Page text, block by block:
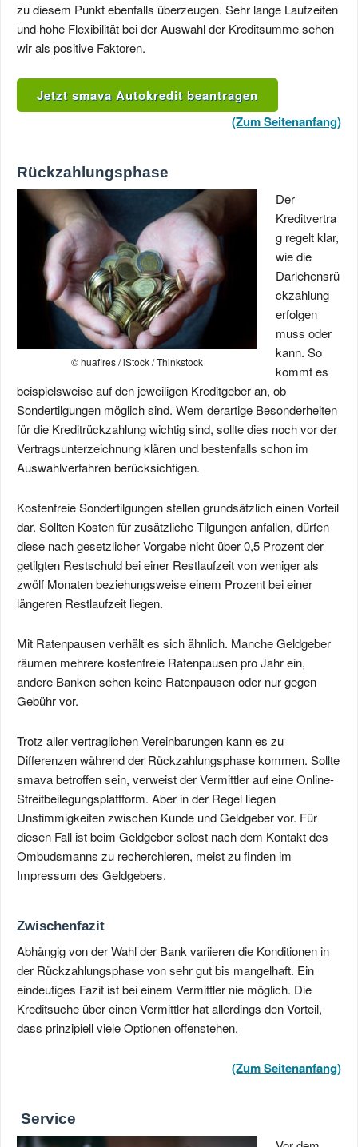
zu diesem Punkt ebenfalls überzeugen. Sehr lange Laufzeiten
und hohe Flexibilität bei der Auswahl der Kreditsumme sehen
wir als positive Faktoren.
Jetzt smava Autokredit beantragen
(Zum Seitenanfang)
Rückzahlungsphase
© huafires / iStock / Thinkstock
Der
Kreditvertra
g regelt klar,
wie die
Darlehensrü
ckzahlung
erfolgen
muss oder
kann. So
kommt es
beispielsweise auf den jeweiligen Kreditgeber an, ob
Sondertilgungen möglich sind. Wem derartige Besonderheiten
für die Kreditrückzahlung wichtig sind, sollte dies noch vor der
Vertragsunterzeichnung klären und bestenfalls schon im
Auswahlverfahren berücksichtigen.
Kostenfreie Sondertilgungen stellen grundsätzlich einen Vorteil
dar. Sollten Kosten für zusätzliche Tilgungen anfallen, dürfen
diese nach gesetzlicher Vorgabe nicht über 0,5 Prozent der
getilgten Restschuld bei einer Restlaufzeit von weniger als
zwölf Monaten beziehungsweise einem Prozent bei einer
längeren Restlaufzeit liegen.
Mit Ratenpausen verhält es sich ähnlich. Manche Geldgeber
räumen mehrere kostenfreie Ratenpausen pro Jahr ein,
andere Banken sehen keine Ratenpausen oder nur gegen
Gebühr vor.
Trotz aller vertraglichen Vereinbarungen kann es zu
Differenzen während der Rückzahlungsphase kommen. Sollte
smava betroffen sein, verweist der Vermittler auf eine Online-
Streitbeilegungsplattform. Aber in der Regel liegen
Unstimmigkeiten zwischen Kunde und Geldgeber vor. Für
diesen Fall ist beim Geldgeber selbst nach dem Kontakt des
Ombudsmanns zu recherchieren, meist zu finden im
Impressum des Geldgebers.
Zwischenfazit
Abhängig von der Wahl der Bank variieren die Konditionen in
der Rückzahlungsphase von sehr gut bis mangelhaft. Ein
eindeutiges Fazit ist bei einem Vermittler nie möglich. Die
Kreditsuche über einen Vermittler hat allerdings den Vorteil,
dass prinzipiell viele Optionen offenstehen.
(Zum Seitenanfang)
Service